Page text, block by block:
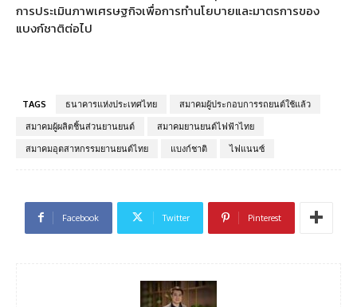
การประเมินภาพเศรษฐกิจเพื่อการทำนโยบายและมาตรการของ
แบงก์ชาติต่อไป
TAGS ธนาคารแห่งประเทศไทย
สมาคมผู้ประกอบการรถยนต์ใช้แล้ว
สมาคมผู้ผลิตชิ้นส่วนยานยนต์
สมาคมยานยนต์ไฟฟ้าไทย
สมาคมอุตสาหกรรมยานยนต์ไทย
แบงก์ชาติ ไฟแนนซ์
Facebook Twitter Pinterest